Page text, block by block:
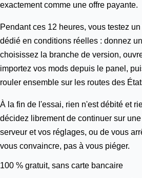
exactement comme une offre payante.
Pendant ces 12 heures, vous testez
dédié en conditions réelles : donnez
choisissez la branche de version,
importez vos mods depuis le panel,
rouler ensemble sur les routes des
À la fin de l'essai, rien n'est débité et
décidez librement de continuer sur
serveur et vos réglages, ou de vous
vous convaincre, pas à vous piéger.
100 % gratuit, sans carte bancaire